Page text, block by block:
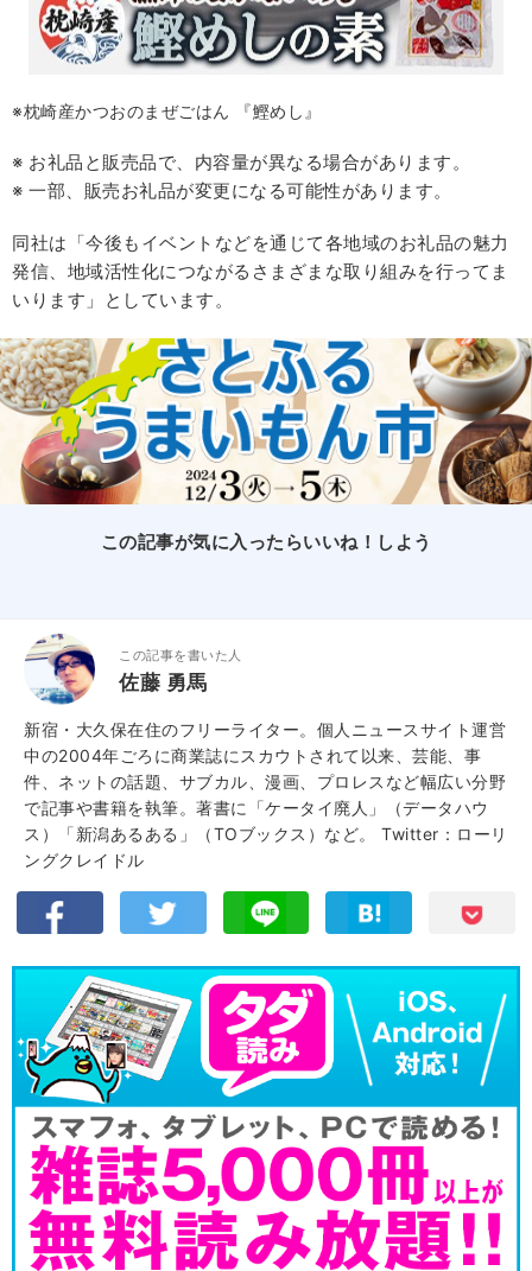
※枕崎産かつおのまぜごはん 『鰹めし』
※ お礼品と販売品で、内容量が異なる場合があります。
※ 一部、販売お礼品が変更になる可能性があります。
同社は「今後もイベントなどを通じて各地域のお礼品の魅力
発信、地域活性化につながるさまざまな取り組みを行ってま
いります」としています。
この記事が気に入ったらいいね！しよう
この記事を書いた人
佐藤 勇馬
新宿・大久保在住のフリーライター。個人ニュースサイト運営
中の2004年ごろに商業誌にスカウトされて以来、芸能、事
件、ネットの話題、サブカル、漫画、プロレスなど幅広い分野
で記事や書籍を執筆。著書に「ケータイ廃人」（データハウ
ス）「新潟あるある」（TOブックス）など。 Twitter：ローリ
ングクレイドル